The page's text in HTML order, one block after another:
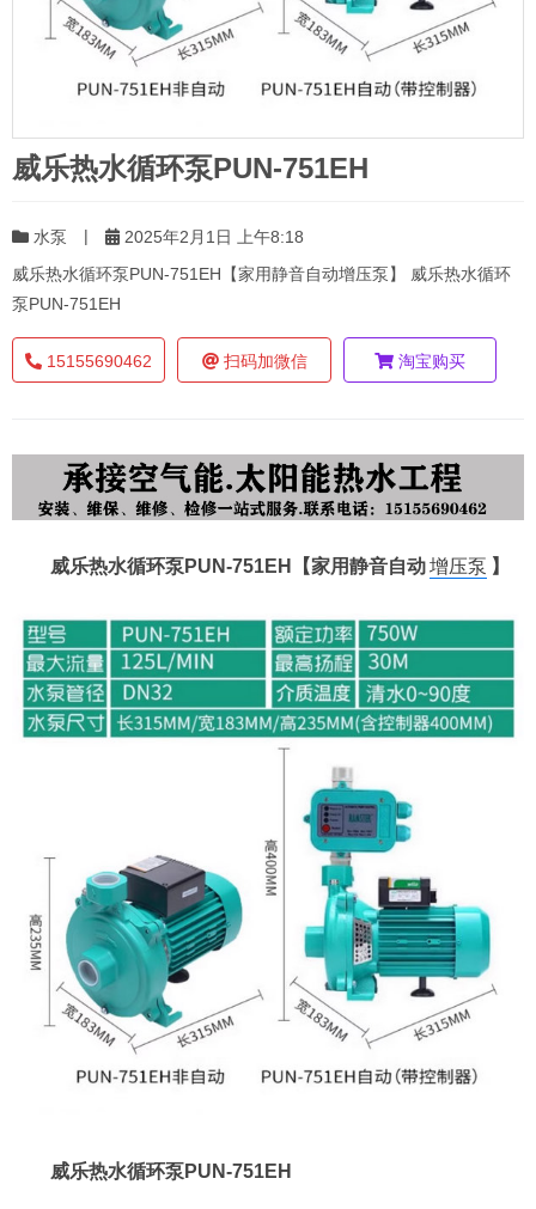
威乐热水循环泵PUN-751EH
水泵 |
2025年2月1日 上午8:18
威乐热水循环泵PUN-751EH【家用静音自动增压泵】 威乐热水循环
泵PUN-751EH
15155690462 扫码加微信 淘宝购买
威乐热水循环泵PUN-751EH【家用静音自动增压泵 】
威乐热水循环泵PUN-751EH